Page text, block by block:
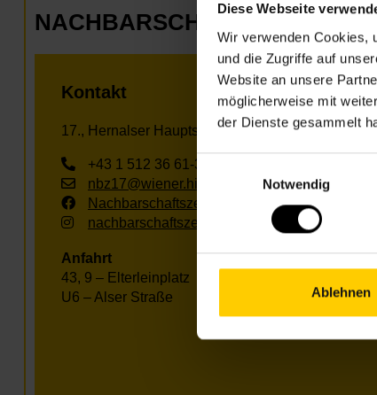
Diese Webseite
Wir verwenden Cookies,
und die Zugriffe auf
Website an unsere
möglicherweise mit
der Dienste gesammelt
Einwilligungsauswahl
Notwendig
Ablehnen
Kontakt
17., Hernalser Hauptstr. 53
+43 1 512 36 61-3600
nbz17@wiener.hilfswerk.at
Nachbarschaftszentren
nachbarschaftszentren.wien
Anfahrt
43, 9 – Elterleinplatz
U6 – Alser Straße